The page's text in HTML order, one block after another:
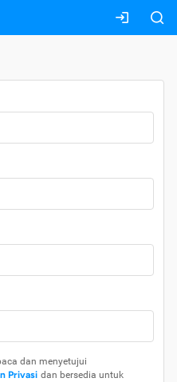
dan menyetujui
Privasi dan bersedia untuk